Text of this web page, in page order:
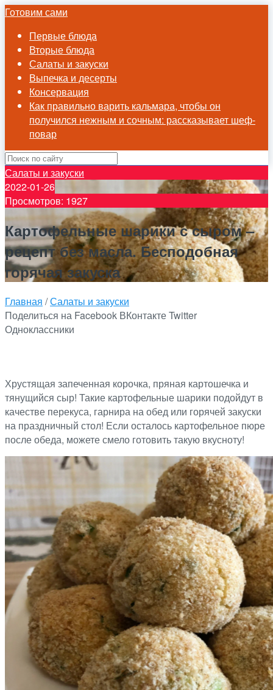
Готовим сами
Первые блюда
Вторые блюда
Салаты и закуски
Выпечка и десерты
Консервация
Как правильно варить кальмара, чтобы он
получился нежным и сочным: рассказывает шеф-
повар
Салаты и закуски
2022-01-26
Просмотров: 1927
Картофельные шарики с сыром –
рецепт без масла. Бесподобная
горячая закуска
Главная /Салаты и закуски
Поделиться на Facebook ВКонтактеTwitter
Одноклассники
Хрустящая запеченная корочка, пряная картошечка и
тянущийся сыр! Такие картофельные шарики подойдут в
качестве перекуса, гарнира на обед или горячей закуски
на праздничный стол! Если осталось картофельное пюре
после обеда, можете смело готовить такую вкусноту!